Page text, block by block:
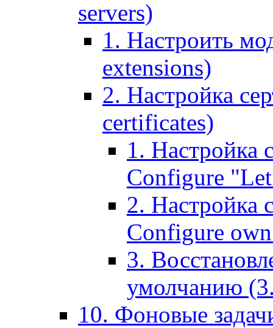
servers)
1. Настроить
extensions)
2. Настройка
certificates)
1. Настройка
Configure
2. Настройка
Configure
3.
умолчанию
10. Фоновые